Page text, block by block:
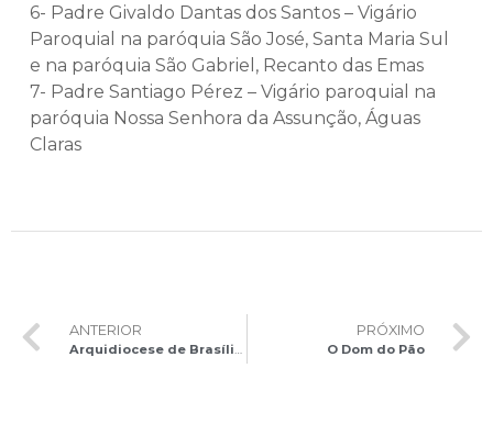
6- Padre Givaldo Dantas dos Santos – Vigário
Paroquial na paróquia São José, Santa Maria Sul
e na paróquia São Gabriel, Recanto das Emas
7- Padre Santiago Pérez – Vigário paroquial na
paróquia Nossa Senhora da Assunção, Águas
Claras
ANTERIOR
Arquidiocese de Brasília comemora a Concessão de Uso Oneroso com Opção de Compra do terreno da Capela São João Paulo II
PRÓXIMO
O Dom do Pão